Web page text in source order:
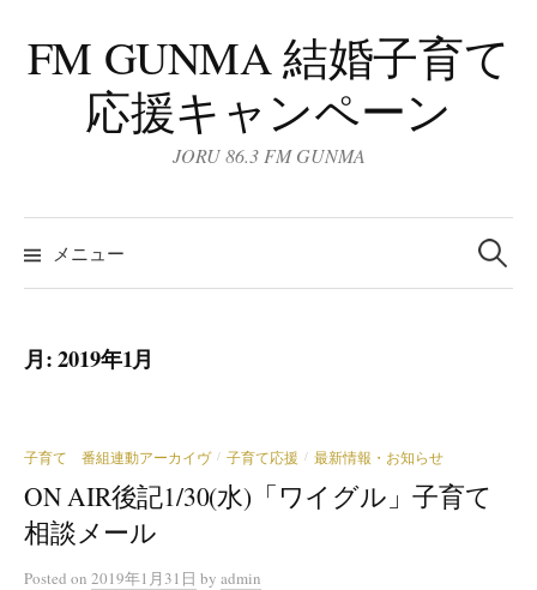
ン
テ
FM GUNMA 結婚子育て
応援キャンペーン
JORU 86.3 FM GUNMA
メニュー
検
索:
月:2019年1月
子育て 番組連動アーカイヴ / 子育て応援 / 最新情報・お知らせ
ON AIR後記1/30(水)「ワイグル」子育て
相談メール
Posted on 2019年1月31日 by admin